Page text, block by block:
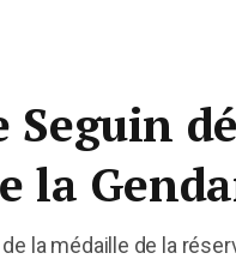
Seguin
la
la médaille de la